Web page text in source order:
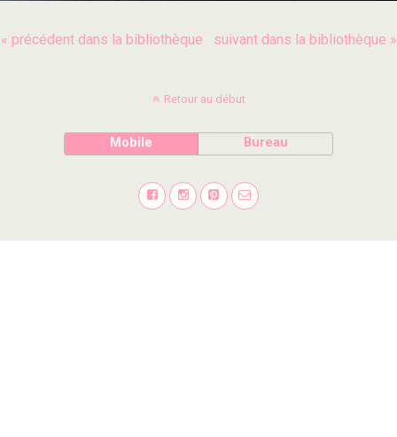
« précédent dans la bibliothèque suivant dans la bibliothèque »
Retour au début
Mobile Bureau